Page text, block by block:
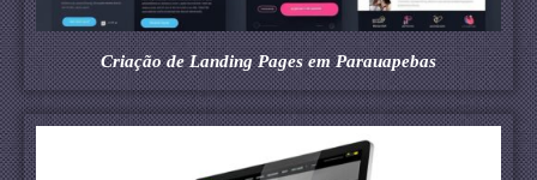
Criação de Landing Pages em Parauapebas